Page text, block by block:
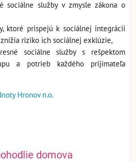
sociálne služby v zmysle zákona o
ktoré prispejú k sociálnej integrácii
riziko ich sociálnej exklúzie,
sociálne služby s rešpektom
a potrieb každého prijímateľa
Hronov n.o.
domova